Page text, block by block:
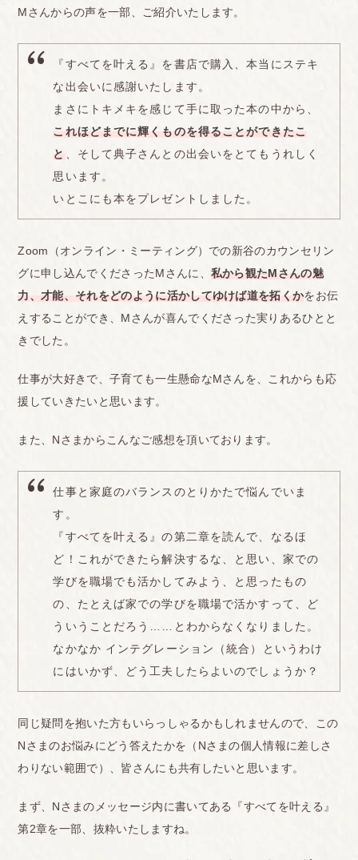
Mさんからの声を一部、ご紹介いたします。
『すべてを叶える』を書店で購入、本当にステキ
な出会いに感謝いたします。
まさにトキメキを感じて手に取った本の中から、
これほどまでに輝くものを得ることができたこ
と
、そして典子さんとの出会いをとてもうれしく
思います。
いとこにも本をプレゼントしました。
Zoom（オンライン・ミーティング）での新谷のカウンセリン
グに申し込んでくださったMさんに、 私から観たMさんの魅
力、才能、それをどのように活かしてゆけば道を拓くかをお伝
えすることができ、Mさんが喜んでくださった実りあるひとと
きでした。
仕事が大好きで、子育ても一生懸命なMさんを、これからも応
援していきたいと思います。
また、Nさまからこんなご感想を頂いております。
仕事と家庭のバランスのとりかたで悩んでいま
す。
『すべてを叶える』の第二章を読んで、なるほ
ど！これができたら解決するな、と思い、家での
学びを職場でも活かしてみよう、と思ったもの
の、たとえば家での学びを職場で活かすって、ど
ういうことだろう……とわからなくなりました。
なかなか インテグレーション（統合）というわけ
にはいかず、どう工夫したらよいのでしょうか？
同じ疑問を抱いた方もいらっしゃるかもしれませんので、この
Nさまのお悩みにどう答えたかを（Nさまの個人情報に差しさ
わりない範囲で）、皆さんにも共有したいと思います。
まず、Nさまのメッセージ内に書いてある『すべてを叶える』
第2章を一部、抜粋いたしますね。